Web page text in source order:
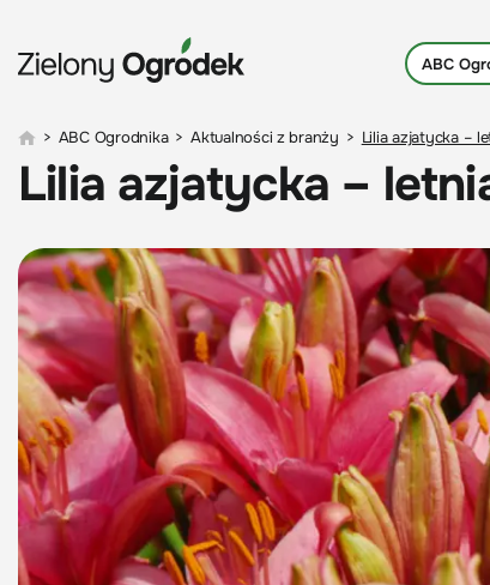
ABC
> ABC Ogrodnika > Aktualności z branży > Lilia azjatycka –
Lilia azjatycka –